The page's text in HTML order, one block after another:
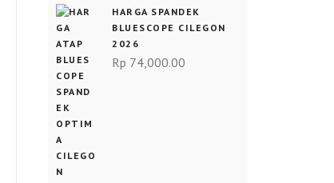
HARGA SPANDEK
BLUESCOPE CILEGON
2026
Rp 74,000.00